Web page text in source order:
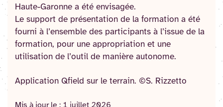
Haute-Garonne a été envisagée.
Le support de présentation de la formation a été
fourni à l’ensemble des participants à l’issue de la
formation, pour une appropriation et une
utilisation de l’outil de manière autonome.
Application Qfield sur le terrain. ©S. Rizzetto
Mis à jour le : 1 juillet 2026